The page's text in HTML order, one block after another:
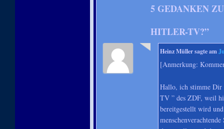
5 GEDANKEN
ITLER-TV? ”
Heinz Müllersagte am
[Anmerkung:
Hallo, ich stimme Dir
TV ” des ZDF, weil
bereitgestellt wird